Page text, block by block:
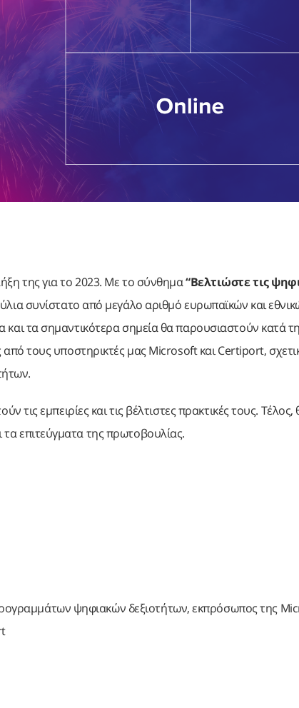
της για το 2023. Με το σύνθημα“Βελτιώστε τις
συνίστατο από μεγάλο αριθμό ευρωπαϊκών και
τα σημαντικότερα σημεία θα παρουσιαστούν κατά
από τους υποστηρικτές μας Microsoft και Certiport,
τις εμπειρίες και τις βέλτιστες πρακτικές τους. Τέλος,
επιτεύγματα της πρωτοβουλίας.
ψηφιακών δεξιοτήτων, εκπρόσωπος της